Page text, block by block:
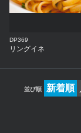
DP369
リングイネ
並び順 新着順